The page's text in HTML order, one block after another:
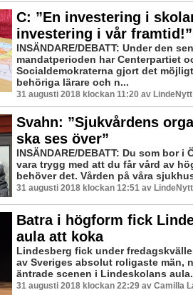
C: ”En investering i
investering i vår framtid!”
INSÄNDARE/DEBATT: Under den
mandatperioden har Centerpartiet
Socialdemokraterna gjort det
behöriga lärare och n...
31 augusti 2018 klockan 11:20 av
Svahn: ”Sjukvårdens
ska ses över”
INSÄNDARE/DEBATT: Du som bor i
vara trygg med att du får vård av
behöver det. Vården på våra
31 augusti 2018 klockan 12:51 av
Batra i högform fick
aula att koka
Lindesberg fick under
av Sveriges absolut roligaste män,
äntrade scenen i Lindeskolans
31 augusti 2018 klockan 22:29 av Camilla